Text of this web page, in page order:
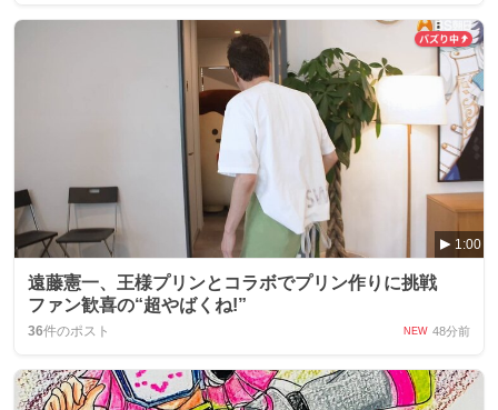
1:00
遠藤憲一、王様プリンとコラボでプリン作りに挑戦
ファン歓喜の“超やばくね!”
36件のポスト NEW 48分前